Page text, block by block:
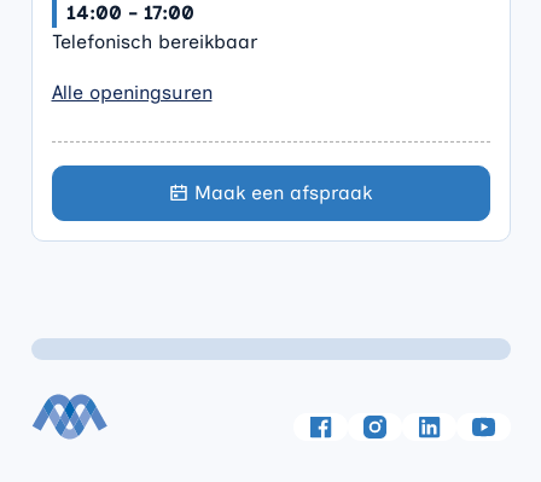
14:00 - 17:00
Telefonisch bereikbaar
Alle openingsurenBurgerzaken
Maak een afspraak
FacebookInstagram
LinkedIn